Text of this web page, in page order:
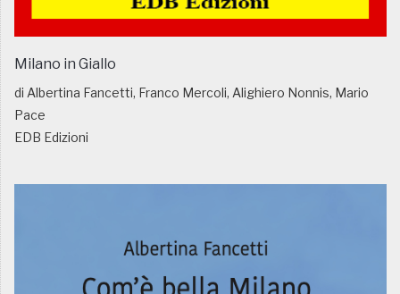
Milano in Giallo
di Albertina Fancetti, Franco Mercoli, Alighiero Nonnis, Mario
Pace
EDB Edizioni